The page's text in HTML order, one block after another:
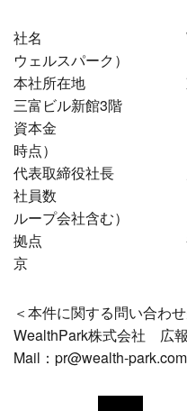
社名
ウェルスパーク）
本社所在地 東京都
三富ビル新館3階
資本金
時点）
代表取締役社長 川
社員数 164名（
ループ会社含む）
拠点 香港、ニ
京
＜本件に関する問い合わ
WealthPark株式会社 広報
Mail：pr@wealth-park.com